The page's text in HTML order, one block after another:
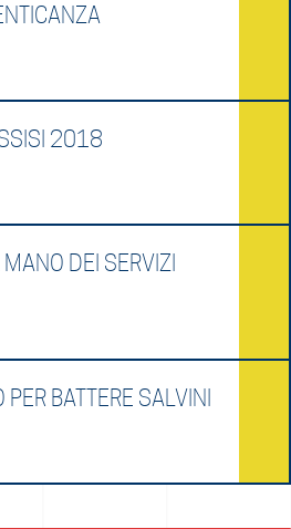
2018
DEI SERVIZI
BATTERE SALVINI